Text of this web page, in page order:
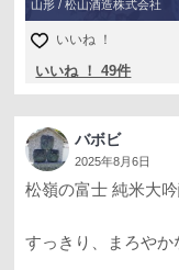
山形 / 松山酒造株式会社
いいね ！
いいね ！ 49件
バボビ
2025年8月6日
松嶺の富士 純米大
すっきり、まろやか